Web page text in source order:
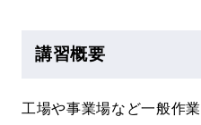
講習概要
工場や事業場など一般作